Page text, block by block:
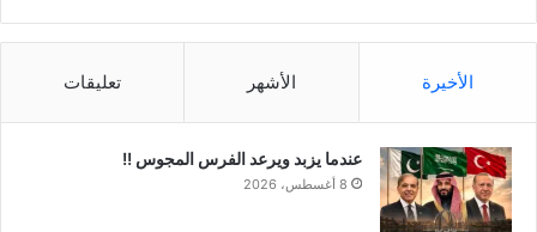
الأخيرة الأشهر تعليقات
عندما يزبد ويرعد الفرس المجوس !!
8 أغسطس، 2026